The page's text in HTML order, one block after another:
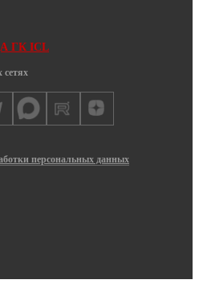
ГК ICL
сетях
персональных данных